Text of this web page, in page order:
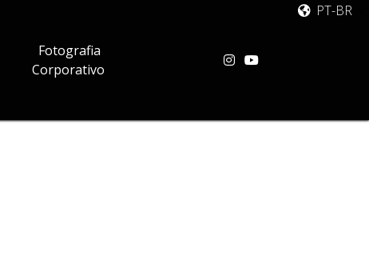
Fotografia
Corporativo
PT-BR